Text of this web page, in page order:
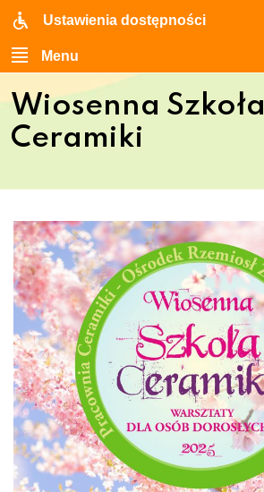
Ustawienia dostępności
Menu
Wiosenna Szkoła
Ceramiki